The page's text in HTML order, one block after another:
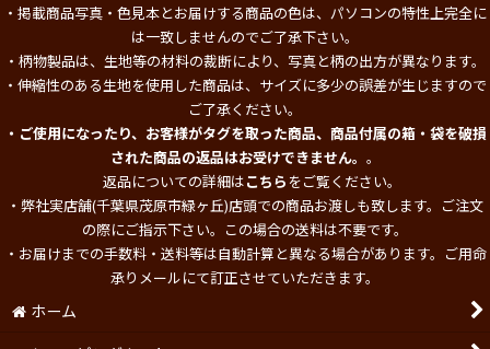
・掲載商品写真・色見本とお届けする商品の色は、パソコンの特性上完全に
は一致しませんのでご了承下さい。
・柄物製品は、生地等の材料の裁断により、写真と柄の出方が異なります。
・伸縮性のある生地を使用した商品は、サイズに多少の誤差が生じますので
ご了承ください。
・ご使用になったり、お客様がタグを取った商品、商品付属の箱・袋を破損
された商品の返品はお受けできません。 。
返品についての詳細はこちらをご覧ください。
・弊社実店舗(千葉県茂原市緑ヶ丘)店頭での商品お渡しも致します。ご注文
の際にご指示下さい。この場合の送料は不要です。
・お届けまでの手数料・送料等は自動計算と異なる場合があります。ご用命
承りメールにて訂正させていただきます。
ホーム